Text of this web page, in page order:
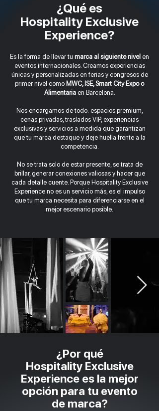
¿Qué es
Hospitality Exclusive
Experience?
Es la forma de llevar tu marca al siguiente nivel en
eventos internacionales. Creamos experiencias
únicas y personalizadas en ferias y congresos de
primer nivel como MWC, ISE, Smart City Expo o
Alimentariaen Barcelona.
Nos encargamos de todo: espacios premium,
cenas privadas, traslados VIP, experiencias
exclusivas y servicios a medida que garantizan
que tu marca destaque y deje huella frente a la
competencia.
No se trata solo de estar presente, se trata de
brillar, generar conexiones valiosas y hacer que
cada detalle cuente. Porque Hospitality Exclusive
Experience no es un servicio más, es el impulso
que tu marca necesita para diferenciarse en el
mejor escenario posible.
¿Por qué
Hospitality Exclusive
Experience es la mejor
opción para tu evento
de marca?